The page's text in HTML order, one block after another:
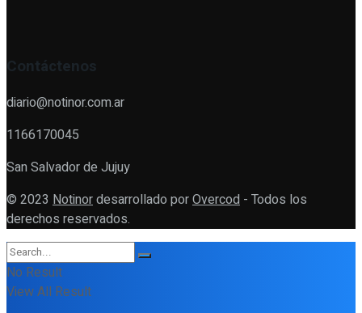
Contáctenos
diario@notinor.com.ar
1166170045
San Salvador de Jujuy
© 2023 Notinordesarrollado porOvercod - Todos los
derechos reservados.
No Result
View All Result